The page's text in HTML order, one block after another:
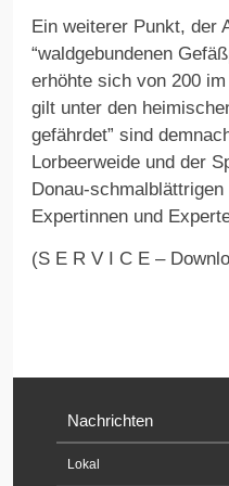
Ein weiterer Punkt, der
“waldgebundenen
erhöhte sich von 200
gilt unter den
gefährdet” sind
Lorbeerweide und der
Donau-
Expertinnen und
(S E R V I C E –
Nachrichten
Lokal